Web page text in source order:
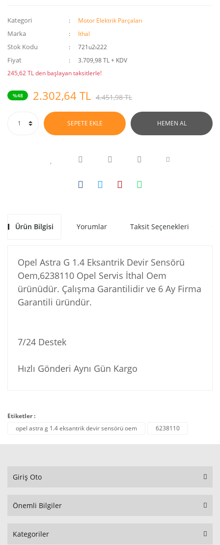
Kategori Motor Elektrik Parçaları
Marka İthal
Stok Kodu 721u2ı222
Fiyat
3.709,98 TL + KDV
245,62 TL den başlayan taksitlerle!
%48 2.302,64 TL 4.451,98 TL
SEPETE EKLE HEMEN AL
Ürün Bilgisi Yorumlar Taksit Seçenekleri
Opel Astra G 1.4 Eksantrik Devir Sensörü
Oem,6238110 Opel Servis İthal Oem
ürünüdür. Çalışma Garantilidir ve 6 Ay Firma
Garantili üründür.
7/24 Destek
Hızlı Gönderi Aynı Gün Kargo
Etiketler :
opel astra g 1.4 eksantrik devir sensörü oem
6238110
Giriş Oto
Önemli Bilgiler
Kategoriler